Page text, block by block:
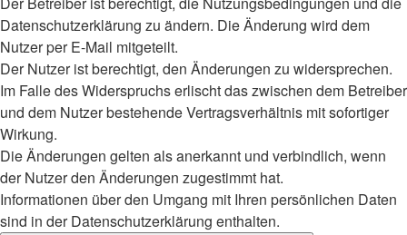
Datenschutzerklärung zu ändern. Die Änderung wird dem
Nutzer per E-Mail mitgeteilt.
Der Nutzer ist berechtigt, den Änderungen zu widersprechen.
Im Falle des Widerspruchs erlischt das zwischen dem Betreiber
und dem Nutzer bestehende Vertragsverhältnis mit sofortiger
Wirkung.
Die Änderungen gelten als anerkannt und verbindlich, wenn
der Nutzer den Änderungen zugestimmt hat.
Informationen über den Umgang mit Ihren persönlichen Daten
sind in der Datenschutzerklärung enthalten.